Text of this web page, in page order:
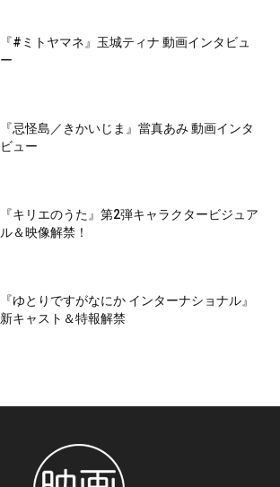
『#ミトヤマネ』玉城ティナ 動画インタビュ
ー
『忌怪島／きかいじま』當真あみ 動画インタ
ビュー
『キリエのうた』第2弾キャラクタービジュア
ル＆映像解禁！
『ゆとりですがなにか インターナショナル』
新キャスト＆特報解禁